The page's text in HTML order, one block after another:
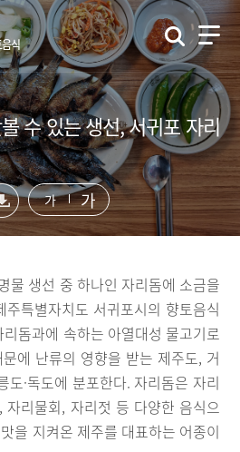
식
수 있는 생선, 서귀포 자리
가 가
물 생선 중 하나인 자리돔에 소금을
특별자치도 서귀포시의 향토음식
돔과에 속하는 아열대성 물고기로
에 난류의 영향을 받는 제주도, 거
도·독도에 분포한다. 자리돔은 자리
자리물회, 자리젓 등 다양한 음식으
을 지켜온 제주를 대표하는 어종이